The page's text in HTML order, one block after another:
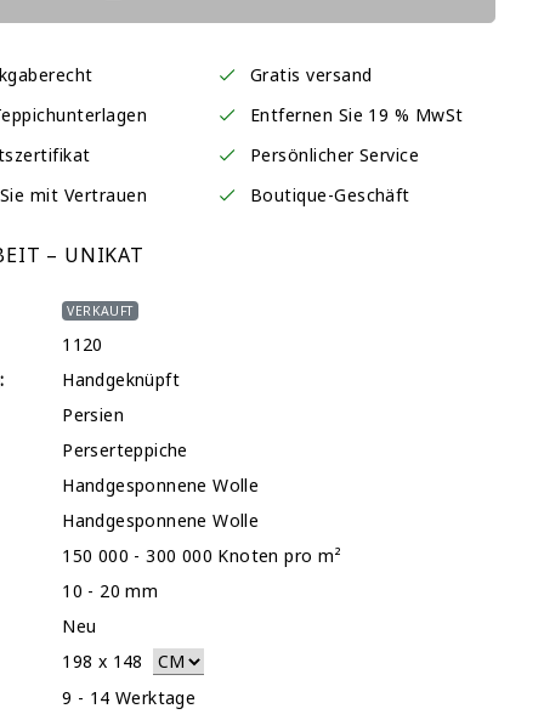
Gratis versand
Entfernen Sie 19 % MwSt
Persönlicher Service
mit Vertrauen
Boutique-Geschäft
– UNIKAT
VERKAUFT
1120
Handgeknüpft
Persien
Perserteppiche
Handgesponnene Wolle
Handgesponnene Wolle
150 000 - 300 000 Knoten pro m²
10 - 20 mm
Neu
198 x 148
9 - 14 Werktage